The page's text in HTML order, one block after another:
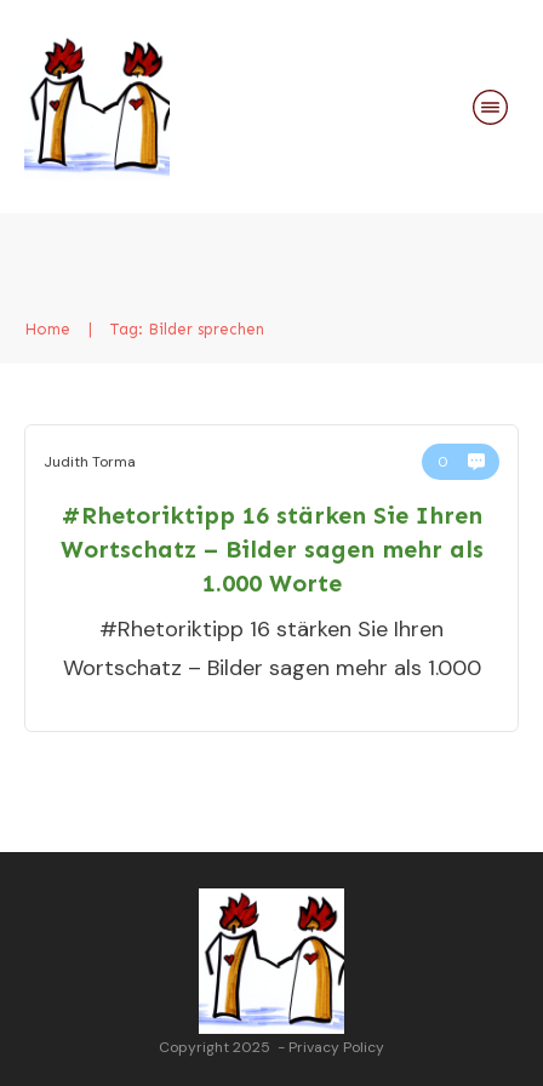
Home Tag: Bilder sprechen
Judith Torma 0
#Rhetoriktipp 16 stärken Sie Ihren
Wortschatz – Bilder sagen mehr als
1.000 Worte
#Rhetoriktipp 16 stärken Sie Ihren
Wortschatz – Bilder sagen mehr als 1.000
Copyright 2025 - Privacy Policy